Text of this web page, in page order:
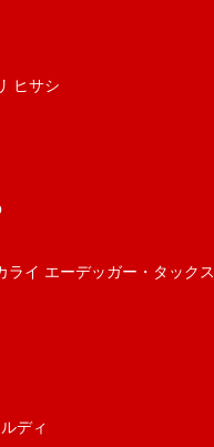
ヒサシ
イ エーデッガー・タックス
ディ